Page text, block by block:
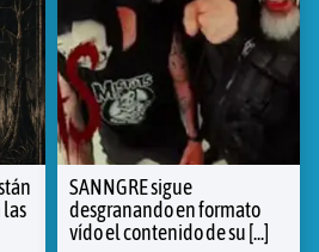
las
SANNGRE sigue
desgranando en formato
vído el contenido de su [...]